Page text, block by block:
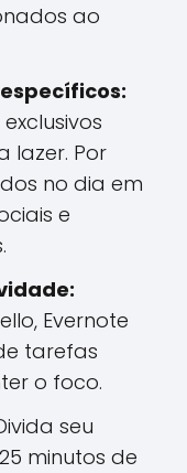
ao
lazer. Por
no dia em
e
Evernote
tarefas
o foco.
seu
minutos de